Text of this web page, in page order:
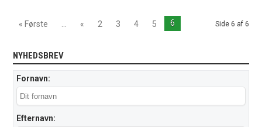
Side 6 af 6
« Første « 2 3 4 5 6
NYHEDSBREV
Fornavn:
Efternavn: